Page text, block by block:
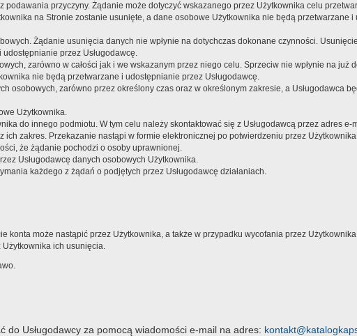
przyczyny. Żądanie może dotyczyć wskazanego przez Użytkownika celu
na Stronie zostanie usunięte, a dane osobowe Użytkownika nie będą przetwarzane i
Żądanie usunięcia danych nie wpłynie na dotychczas dokonane czynności.
przez Usługodawcę.
zarówno w całości jak i we wskazanym przez niego celu. Sprzeciw nie wpłynie na już
nie będą przetwarzane i udostępnianie przez Usługodawcę.
osobowych, zarówno przez określony czas oraz w określonym zakresie, a Usługodawca
Użytkownika.
do innego podmiotu. W tym celu należy skontaktować się z Usługodawcą przez adres
zakres. Przekazanie nastąpi w formie elektronicznej po potwierdzeniu przez
że żądanie pochodzi o osoby uprawnionej.
Usługodawcę danych osobowych Użytkownika.
każdego z żądań o podjętych przez Usługodawcę działaniach.
może nastąpić przez Użytkownika, a także w przypadku wycofania przez
ich usunięcia.
do Usługodawcy za pomocą wiadomości e-mail na adres: